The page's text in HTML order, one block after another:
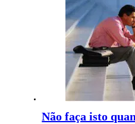
Não faça isto